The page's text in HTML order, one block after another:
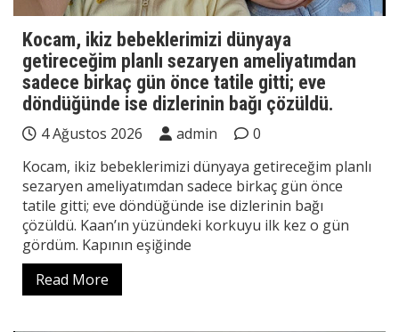
Kocam, ikiz bebeklerimizi dünyaya
getireceğim planlı sezaryen ameliyatımdan
sadece birkaç gün önce tatile gitti; eve
döndüğünde ise dizlerinin bağı çözüldü.
4 Ağustos 2026 admin
0
Kocam, ikiz bebeklerimizi dünyaya getireceğim planlı
sezaryen ameliyatımdan sadece birkaç gün önce
tatile gitti; eve döndüğünde ise dizlerinin bağı
çözüldü. Kaan’ın yüzündeki korkuyu ilk kez o gün
gördüm. Kapının eşiğinde
Read More